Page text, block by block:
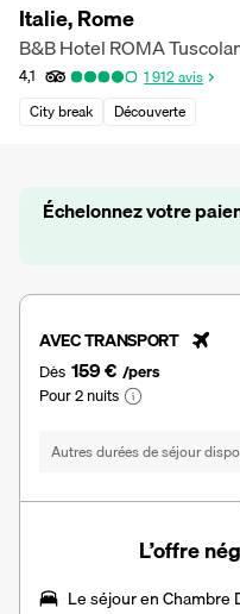
Italie, Rome
B&B Hotel ROMA
4,1 1 912avis
City break
Découverte
Échelonnez votre
AVEC TRANSPORT
Dès 159 € /pers
Pour 2 nuits
Autres durées de séjour
L’offre
Le séjour enChambre